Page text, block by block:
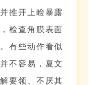
推开上睑暴露
检查角膜表面
有些动作看似
不容易，夏文
要领、不厌其